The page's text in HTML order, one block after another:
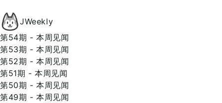
JWeekly
第54期 - 本周见闻
第53期 - 本周见闻
第52期 - 本周见闻
第51期 - 本周见闻
第50期 - 本周见闻
第49期 - 本周见闻